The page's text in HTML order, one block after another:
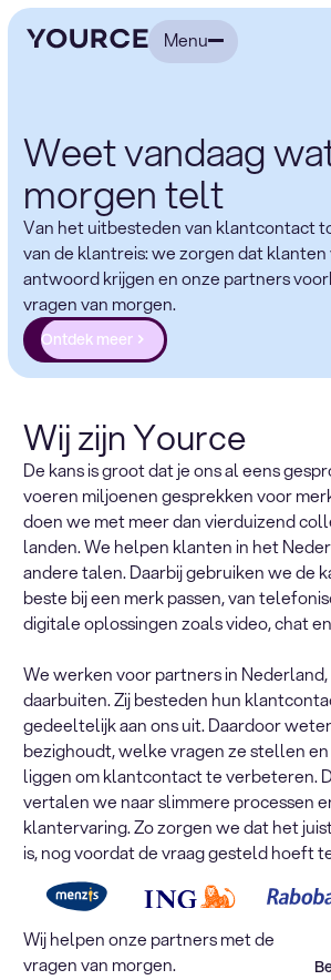
Menu
Weet vandaag
morgen telt
Van het uitbesteden van klantcontact
van de klantreis: we zorgen dat klanten
antwoord krijgen en onze partners
vragen van morgen.
Ontdek meer
Wij zijn Yource
De kans is groot dat je ons al eens
voeren miljoenen gesprekken voor
doen we met meer dan vierduizend
landen. We helpen klanten in het
andere talen. Daarbij gebruiken we de
beste bij een merk passen, van
digitale oplossingen zoals video, chat
We werken voor partners in
daarbuiten. Zij besteden hun
gedeeltelijk aan ons uit. Daardoor
bezighoudt, welke vragen ze stellen
liggen om klantcontact te verbeteren.
vertalen we naar slimmere processen
klantervaring. Zo zorgen we dat het
is, nog voordat de vraag gesteld hoeft
Wij helpen onze partners met de
vragen van morgen.